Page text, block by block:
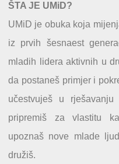
ŠTA JE UMiD?
UMiD je obuka koja
iz prvih šesnaest
mladih lidera aktivnih u
da postaneš primjer i
učestvuješ u
pripremiš za vlastitu
upoznaš nove mlade
družiš.